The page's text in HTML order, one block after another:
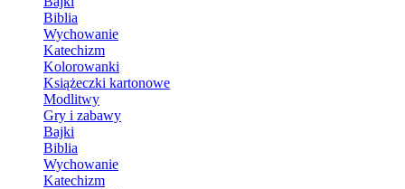
Biblia
Wychowanie
Katechizm
Kolorowanki
Książeczki kartonowe
Modlitwy
Gry i zabawy
Bajki
Biblia
Wychowanie
Katechizm